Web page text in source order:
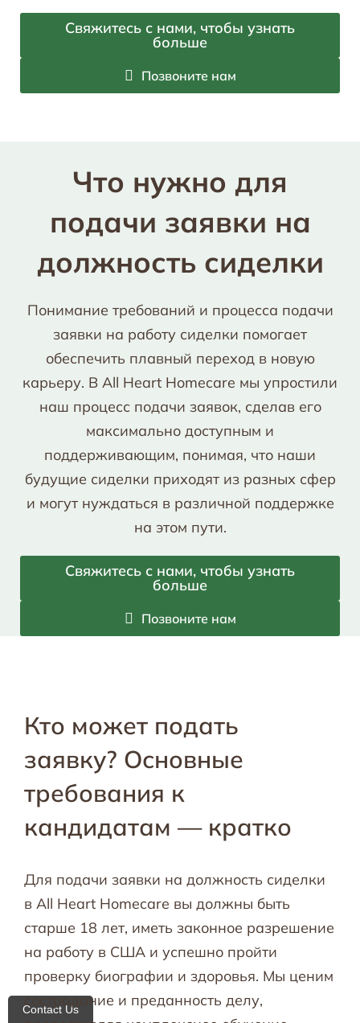
Свяжитесь с нами, чтобы узнать
больше
Позвоните нам
Что нужно для
подачи заявки на
должность сиделки
Понимание требований и процесса подачи
заявки на работу сиделки помогает
обеспечить плавный переход в новую
карьеру. В All Heart Homecare мы упростили
наш процесс подачи заявок, сделав его
максимально доступным и
поддерживающим, понимая, что наши
будущие сиделки приходят из разных сфер
и могут нуждаться в различной поддержке
на этом пути.
Свяжитесь с нами, чтобы узнать
больше
Позвоните нам
Кто может подать
заявку? Основные
требования к
кандидатам — кратко
Для подачи заявки на должность сиделки
в All Heart Homecare вы должны быть
старше 18 лет, иметь законное разрешение
на работу в США и успешно пройти
проверку биографии и здоровья. Мы ценим
сострадание и преданность делу,
Contact Us